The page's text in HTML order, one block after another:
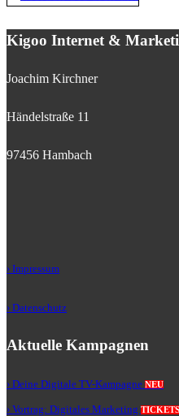
Kigoo Internet &
Joachim Kirchner
Händelstraße 11
97456 Hambach
› Impressum
› Datenschutz
Aktuelle Kampagnen
› Deine Digitale TV-Kampagne NEU
› Vortrag: Digitales Marketing TICKETS